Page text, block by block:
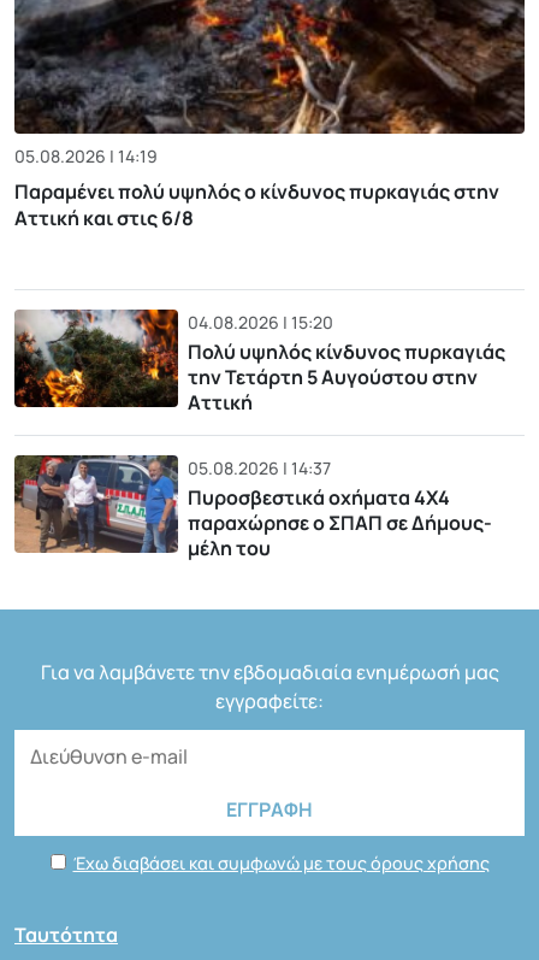
05.08.2026 | 14:19
Παραμένει πολύ υψηλός ο κίνδυνος πυρκαγιάς στην
Αττική και στις 6/8
04.08.2026 | 15:20
Πολύ υψηλός κίνδυνος πυρκαγιάς
την Τετάρτη 5 Αυγούστου στην
Αττική
05.08.2026 | 14:37
Πυροσβεστικά οχήματα 4Χ4
παραχώρησε ο ΣΠΑΠ σε Δήμους-
μέλη του
Για να λαμβάνετε την εβδομαδιαία ενημέρωσή μας
εγγραφείτε:
Έχω διαβάσει και συμφωνώ με τους όρους χρήσης
Ταυτότητα